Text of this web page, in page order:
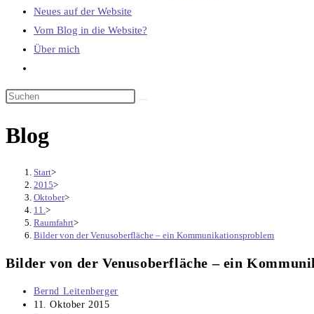
Neues auf der Website
Vom Blog in die Website?
Über mich
umschalten
Blog
Start>
2015>
Oktober>
11. >
Raumfahrt>
Bilder von der Venusoberfläche – ein Kommunikationsproblem
Bilder von der Venusoberfläche – ein
Beitrags-
Autor:
Bernd Leitenberger
Beitrag
11. Oktober 2015